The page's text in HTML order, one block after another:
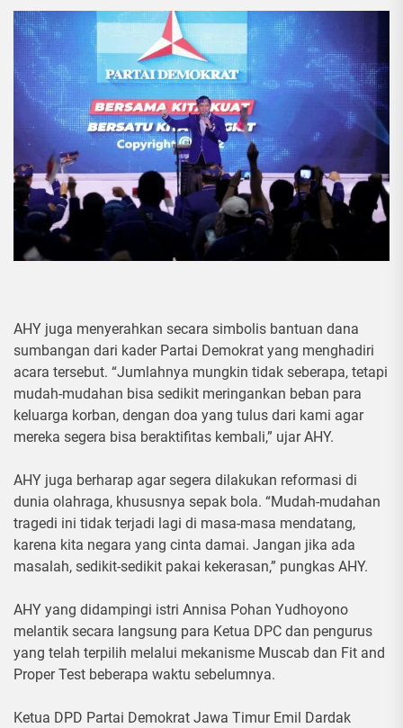
AHY juga menyerahkan secara simbolis bantuan dana
sumbangan dari kader Partai Demokrat yang menghadiri
acara tersebut. “Jumlahnya mungkin tidak seberapa, tetapi
mudah-mudahan bisa sedikit meringankan beban para
keluarga korban, dengan doa yang tulus dari kami agar
mereka segera bisa beraktifitas kembali,” ujar AHY.
AHY juga berharap agar segera dilakukan reformasi di
dunia olahraga, khususnya sepak bola. “Mudah-mudahan
tragedi ini tidak terjadi lagi di masa-masa mendatang,
karena kita negara yang cinta damai. Jangan jika ada
masalah, sedikit-sedikit pakai kekerasan,” pungkas AHY.
AHY yang didampingi istri Annisa Pohan Yudhoyono
melantik secara langsung para Ketua DPC dan pengurus
yang telah terpilih melalui mekanisme Muscab dan Fit and
Proper Test beberapa waktu sebelumnya.
Ketua DPD Partai Demokrat Jawa Timur Emil Dardak